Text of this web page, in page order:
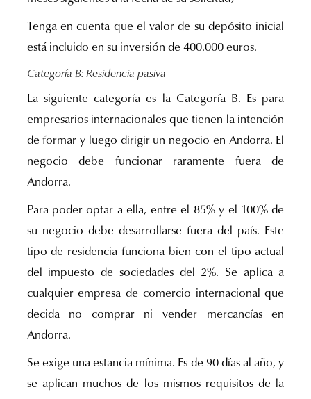
Tenga en cuenta que el valor de su depósito inicial
está incluido en su inversión de 400.000 euros.
Categoría B: Residencia pasiva
La siguiente categoría es la Categoría B. Es para
empresarios internacionales que tienen la intención
de formar y luego dirigir un negocio en Andorra. El
negocio debe funcionar raramente fuera de
Andorra.
Para poder optar a ella, entre el 85% y el 100% de
su negocio debe desarrollarse fuera del país. Este
tipo de residencia funciona bien con el tipo actual
del impuesto de sociedades del 2%. Se aplica a
cualquier empresa de comercio internacional que
decida no comprar ni vender mercancías en
Andorra.
Se exige una estancia mínima. Es de 90 días al año, y
se aplican muchos de los mismos requisitos de la